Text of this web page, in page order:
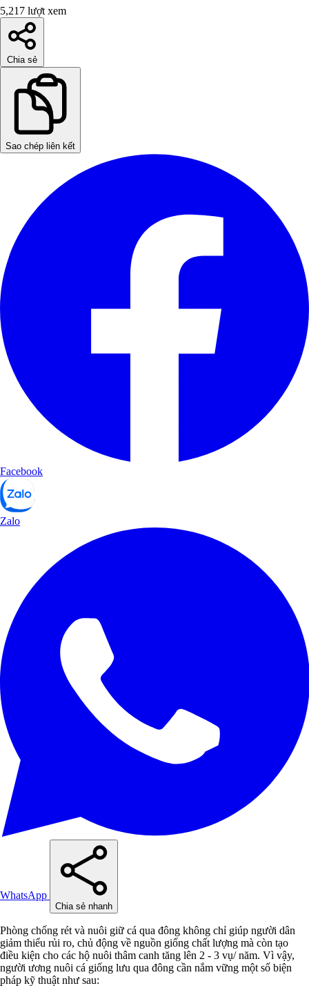
5,217 lượt xem
Chia sẻ
Sao chép liên kết
Facebook
Zalo
WhatsApp
Chia sẻ nhanh
Phòng chống rét và nuôi giữ cá qua đông không chỉ giúp người dân
giảm thiểu rủi ro, chủ động về nguồn giống chất lượng mà còn tạo
điều kiện cho các hộ nuôi thâm canh tăng lên 2 - 3 vụ/ năm. Vì vậy,
người ương nuôi cá giống lưu qua đông cần nắm vững một số biện
pháp kỹ thuật như sau: